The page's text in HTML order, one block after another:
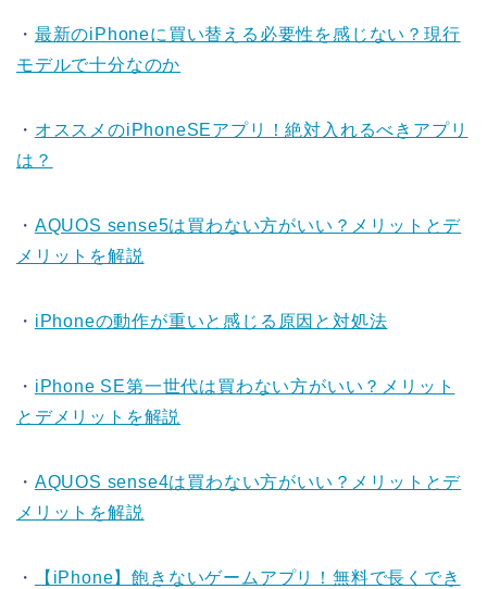
・ 最新のiPhoneに買い替える必要性を感じない？現行
モデルで十分なのか
・ オススメのiPhoneSEアプリ！絶対入れるべきアプリ
は？
・ AQUOS sense5は買わない方がいい？メリットとデ
メリットを解説
・ iPhoneの動作が重いと感じる原因と対処法
・ iPhone SE第一世代は買わない方がいい？メリット
とデメリットを解説
・ AQUOS sense4は買わない方がいい？メリットとデ
メリットを解説
・
【iPhone】飽きないゲームアプリ！無料で長くでき